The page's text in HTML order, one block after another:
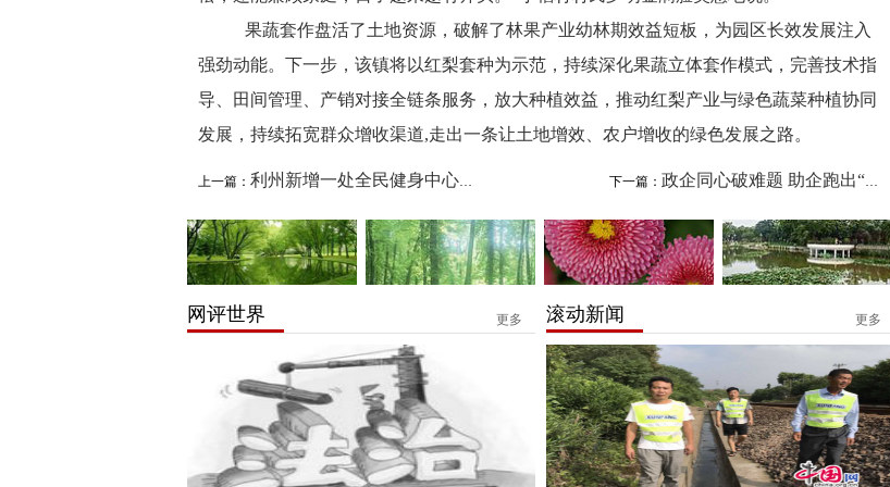
果蔬套作盘活了土地资源，破解了林果产业幼林期效益短板，为园区长效发展注入
强劲动能。下一步，该镇将以红梨套种为示范，持续深化果蔬立体套作模式，完善技术指
导、田间管理、产销对接全链条服务，放大种植效益，推动红梨产业与绿色蔬菜种植协同
发展，持续拓宽群众增收渠道,走出一条让土地增效、农户增收的绿色发展之路。
上一篇： 利州新增一处全民健身中心 构筑15分钟... 下一篇： 政企同心破难题 助企跑出“加速度”
更多
滚动新闻
更多
网评世界